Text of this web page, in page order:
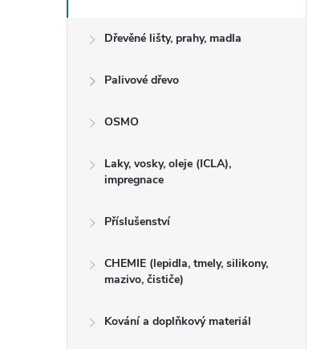
Dřevěné lišty, prahy, madla
Palivové dřevo
OSMO
Laky, vosky, oleje (ICLA),
impregnace
Příslušenství
CHEMIE (lepidla, tmely, silikony,
mazivo, čističe)
Kování a doplňkový materiál